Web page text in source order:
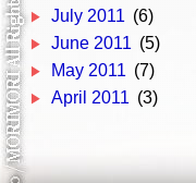
July 2011 (6)
June 2011 (5)
May 2011 (7)
April 2011 (3)